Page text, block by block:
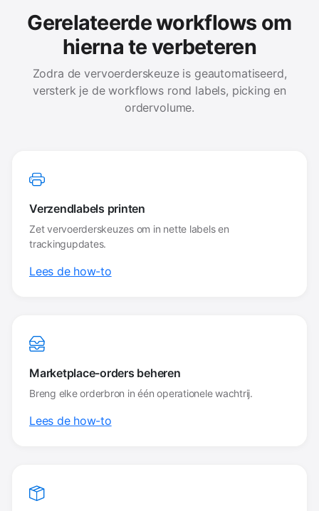
Gerelateerde workflows om
hierna te verbeteren
Zodra de vervoerderskeuze is geautomatiseerd,
versterk je de workflows rond labels, picking en
ordervolume.
Verzendlabels printen
Zet vervoerderskeuzes om in nette labels en
trackingupdates.
Lees de how-to
Marketplace-orders beheren
Breng elke orderbron in één operationele wachtrij.
Lees de how-to